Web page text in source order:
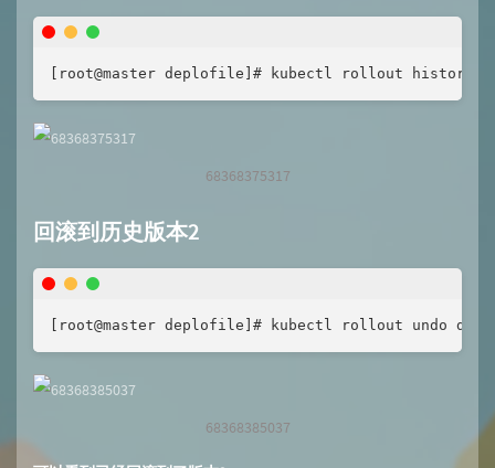
[root@master deplofile]# kubectl rollout history
68368375317
回滚到历史版本2
[root@master deplofile]# kubectl rollout undo
68368385037